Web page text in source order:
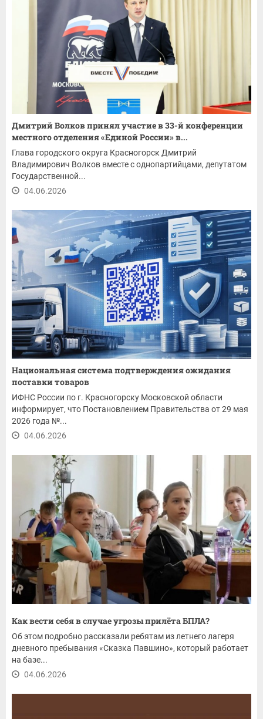
Дмитрий Волков принял участие в 33-й конференции
местного отделения «Единой России» в...
Глава городского округа Красногорск Дмитрий
Владимирович Волков вместе с однопартийцами, депутатом
Государственной...
04.06.2026
Национальная система подтверждения ожидания
поставки товаров
ИФНС России по г. Красногорску Московской области
информирует, что Постановлением Правительства от 29 мая
2026 года №...
04.06.2026
Как вести себя в случае угрозы прилёта БПЛА?
Об этом подробно рассказали ребятам из летнего лагеря
дневного пребывания «Сказка Павшино», который работает
на базе...
04.06.2026